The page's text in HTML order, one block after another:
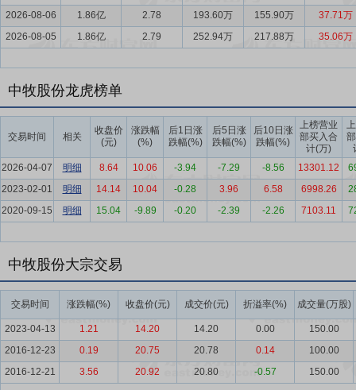
其他各类常规兽用疫苗产品和诊断制剂，公司是兽用疫苗生产企业中
要点4：兽用化药
兽用化药包括兽药制剂和兽药原料药，用于兽类
要点5：饲料及饲料添加剂
营养需要。其中公司复合维生素和复合预混料“华罗”品牌在行业内具有
贸易业务主要是玉米及玉米副产品、豆粕、鱼粉
产厂和养殖场，公司开展贸易业务一方面是为客户提供配套服务，同
要点7：畜牧业
畜牧业生产平稳发展，肉类产量突破亿吨。2025年
吨，增长4.2%。
要点8：规范的治理结构
中牧股份自上市以来，以央企责任为己任，
物疫病防控中，急国家所急，供社会所需，积极发挥了“国家队”、“主
要点9：安全、绿色、有效的全产品服务体系
随着上游动保企业集中
商，将自身产品、服务和资源进行有效整合形成生物安全综合服务方
全产品，并且向客户提供个性化定制包含健康管理、疫病防控、营养
要点10：研发机制的创新助推研发成果落地
按照对科技创新的指导
创新合作研发机制，公司建立了开放合作、协同推进、利益共享的研
2026-08-06
1.86亿 2.78 193.60万 155.90万
37.71万
2026-08-05
1.86亿 2.79 252.94万 217.88万 35.06万
中牧股份龙虎榜单
交易时间 相关
收盘价
(元)
涨跌幅
(%)
后1日涨
跌幅(%)
后5日涨
跌幅(%)
后10日涨
跌幅(%)
上榜营业
部买入合
计(万)
2026-04-07
明细 8.64 10.06 -3.94 -7.29 -8.56 13301.12
2023-02-01
明细 14.14 10.04 -0.28 3.96 6.58 6998.26
2020-09-15
明细 15.04 -9.89 -0.20 -2.39 -2.26 7103.11
中牧股份大宗交易
交易时间 涨跌幅(%) 收盘价(元) 成交价(元) 折溢率(%) 成交量(万股)
2023-04-13 1.21 14.20 14.20 0.00
150.00
2016-12-23
0.19 20.75 20.78 0.14
100.00
2016-12-21
3.56 20.92 20.80 -0.57 150.00